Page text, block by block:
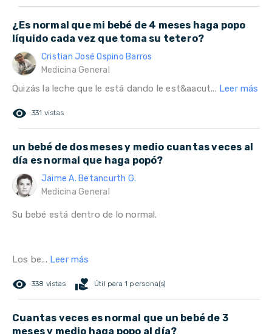
¿Es normal que mi bebé de 4 meses haga popo
líquido cada vez que toma su tetero?
Cristian José Ospino Barros
Medicina General
Quizás la leche que le está dando le est&aacut... Leer más
remove_red_eye 331 vistas
un bebé de dos meses y medio cuantas veces al
día es normal que haga popó?
Jaime A. Betancurth G.
Medicina General
Su bebé está dentro de lo normal.
Los be... Leer más
remove_red_eye 338 vistas volunteer_activism Útil para 1 persona(s)
Cuantas veces es normal que un bebé de 3
meses y medio haga popo al día?